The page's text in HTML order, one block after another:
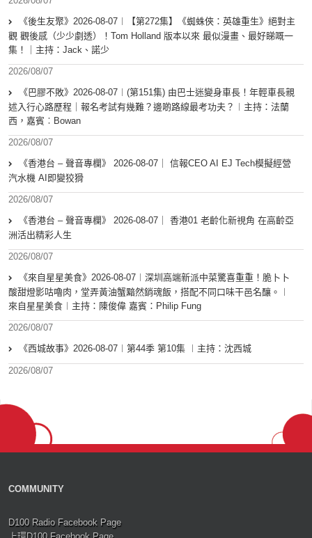
《後生友聚》2026-08-07︱【第272集】《蜘蛛俠：英雄重生》絕對主
觀 觀後感（少少劇透）！Tom Holland 版本以來 最似漫畫、最好睇嘅一
集！｜主持：Jack、諾少
2026/08/07
《巴膠不敗》2026-08-07︱(第151集) 由巴士迷變身車長！年輕車長親
述入行心路歷程｜報名考試有幾難？邊啲路線最考功夫？︱主持：法蘭
西，嘉賓︰Bowan
2026/08/07
《香港台 – 聲音專欄》 2026-08-07｜ 信報CEO AI EJ Tech模擬經營
汽水機 AI即變狡猾
2026/08/07
《香港台 – 聲音專欄》 2026-08-07｜ 香港01 老齡化新視角 在高齡亞
洲活出精彩人生
2026/08/07
《來自星星美食》2026-08-07︱深圳高端新派中菜驚喜重重！脆卜卜
酸甜燈影咕嚕肉，堂弄黃油蟹黯然銷魂飯，搭配不同口味干邑名釀。︱
來自星星美食︱主持：陳俊偉 嘉賓：Philip Fung
2026/08/07
《西城故事》2026-08-07︱第44季 第10集 ︱主持：沈西城
2026/08/07
COMMUNITY
D100 Radio Facebook Page